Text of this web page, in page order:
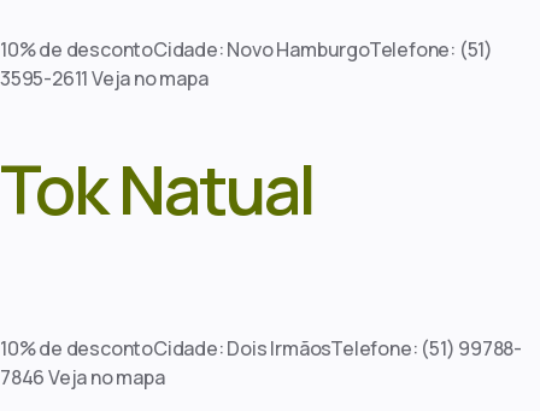
10% de descontoCidade: Novo HamburgoTelefone: (51)
3595-2611 Veja no mapa
Tok Natual
10% de descontoCidade: Dois IrmãosTelefone: (51) 99788-
7846 Veja no mapa